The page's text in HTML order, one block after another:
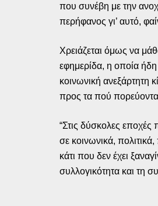
που συνέβη με την
περήφανος γι’ αυτό,
Χρειάζεται όμως να
εφημερίδα, η οποία ήδη
κοινωνική ανεξάρτητη
προς τα πού
“Στις δύσκολες
σε κοινωνικά,
κάτι που δεν έχει
συλλογικότητα και τη